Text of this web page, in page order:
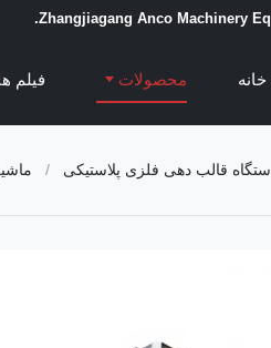
Zhangjiagang Anco Machinery
خانه محصولات فیلم
قالب دهی فلزی پلاستیکی /